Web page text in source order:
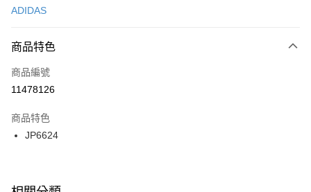
便利好安心！
３．安心：先確認商品／服務後，再付款。
【「AFTEE先享後付」結帳流程】
１．於結帳方式選擇「AFTEE先享後付」後，將跳轉至「AFTEE先享後付」
２．訂單成立數日內，您將收到繳費通知簡訊。
３．收到繳費通知簡訊後14天內，點擊此簡訊中的連結，可透過四大超商／
ATM／網路銀行／等多元方式進行付款，方視為交易完成。
※ 交易是否成功請以「AFTEE先享後付 」之結帳頁面顯示為準，若有關於
運送方式
每筆NT$100，滿NT$1,500(含以上)免運費
宅配
每筆NT$100，滿NT$1,500(含以上)免運費
付款後門市自取
每筆NT$100，滿NT$1,500(含以上)免運費
ADIDAS
商品特色
商品編號
11478126
商品特色
JP6624